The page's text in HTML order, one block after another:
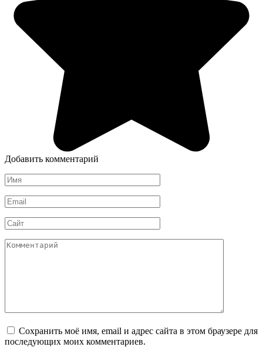
Добавить комментарий
Имя
*
Email
*
Сайт
Комментарий
Сохранить моё имя, email и адрес сайта в этом браузере для
последующих моих комментариев.